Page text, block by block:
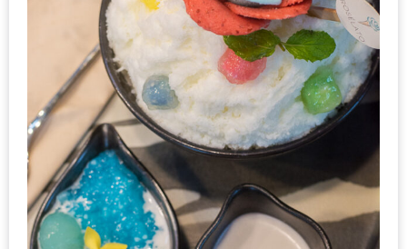
พา
เพื่อน
มา
ม่วน
กั๋น
บน
INSTAGRAM